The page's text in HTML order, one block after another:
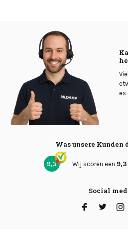
es
Was unsere Kunden
9,3 Wij scoren een 9,3
Social